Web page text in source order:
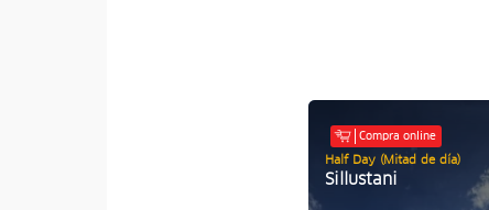
Compra online
Half Day (Mitad de día)
Sillustani